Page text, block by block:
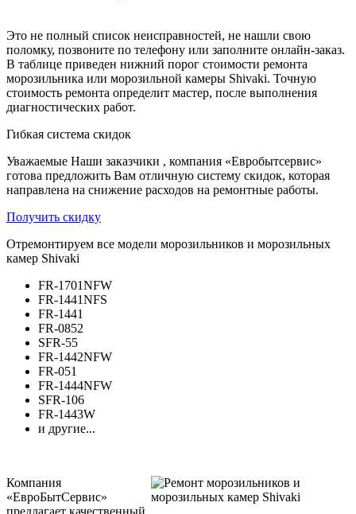
Это не полный список неисправностей, не нашли свою
поломку, позвоните по телефону или заполните онлайн-заказ.
В таблице приведен нижний порог стоимости ремонта
морозильника или морозильной камеры Shivaki. Точную
стоимость ремонта определит мастер, после выполнения
диагностических работ.
Гибкая система скидок
Уважаемые Наши заказчики , компания «Евробытсервис»
готова предложить Вам отличную систему скидок, которая
направлена на снижение расходов на ремонтные работы.
Получить скидку
Отремонтируем все модели морозильников и морозильных
камер Shivaki
FR-1701NFW
FR-1441NFS
FR-1441
FR-0852
SFR-55
FR-1442NFW
FR-051
FR-1444NFW
SFR-106
FR-1443W
и другие...
Компания
«ЕвроБытСервис»
предлагает качественный